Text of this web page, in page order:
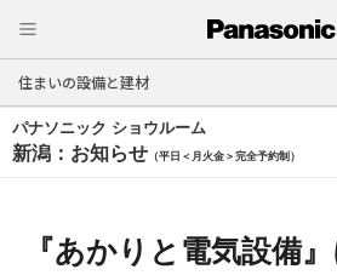
住まいの設備と建材
パナソニック ショウルーム
新潟：お知らせ （平日＜月火金＞完全予約制）
『あかりと電気設備